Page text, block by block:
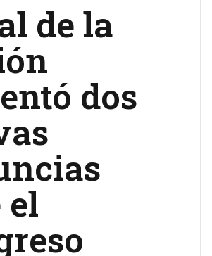
de la
dos
el